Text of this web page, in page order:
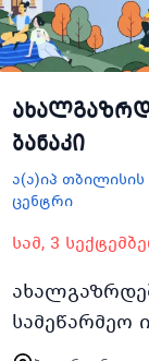
ბანაკი
ა(ა)იპ
ცენტრი
სამ, 3
სამეწარმეო